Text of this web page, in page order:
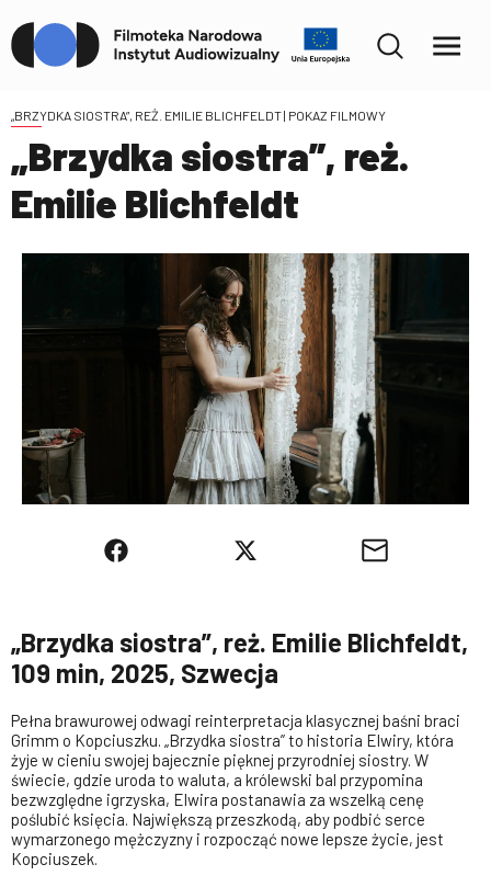
„BRZYDKA SIOSTRA”, REŻ. EMILIE BLICHFELDT| POKAZ FILMOWY
„Brzydka siostra”, reż.
Emilie Blichfeldt
„Brzydka siostra”, reż. Emilie Blichfeldt,
109 min, 2025, Szwecja
Pełna brawurowej odwagi reinterpretacja klasycznej baśni braci
Grimm o Kopciuszku. „Brzydka siostra” to historia Elwiry, która
żyje w cieniu swojej bajecznie pięknej przyrodniej siostry. W
świecie, gdzie uroda to waluta, a królewski bal przypomina
bezwzględne igrzyska, Elwira postanawia za wszelką cenę
poślubić księcia. Największą przeszkodą, aby podbić serce
wymarzonego mężczyzny i rozpocząć nowe lepsze życie, jest
Kopciuszek.